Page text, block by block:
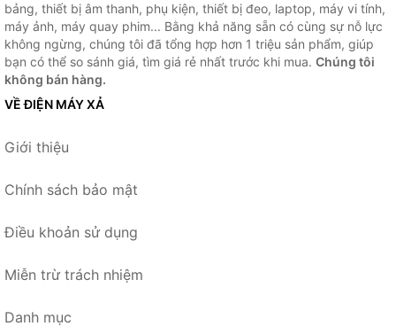
bảng, thiết bị âm thanh, phụ kiện, thiết bị đeo, laptop, máy vi tính,
máy ảnh, máy quay phim... Bằng khả năng sẵn có cùng sự nỗ lực
không ngừng, chúng tôi đã tổng hợp hơn 1 triệu sản phẩm, giúp
bạn có thể so sánh giá, tìm giá rẻ nhất trước khi mua. Chúng tôi
không bán hàng.
VỀ ĐIỆN MÁY XẢ
Giới thiệu
Chính sách bảo mật
Điều khoản sử dụng
Miễn trừ trách nhiệm
Danh mục